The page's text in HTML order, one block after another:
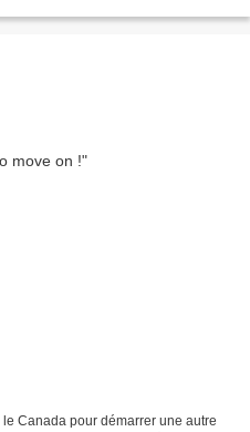
Canada pour démarrer une autre